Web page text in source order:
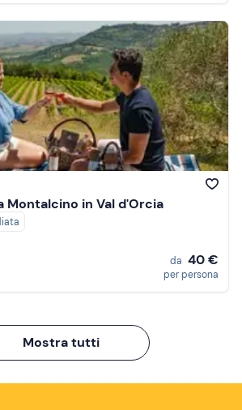
Montalcino in Val d'Orcia
da 40 €
per persona
Mostra tutti